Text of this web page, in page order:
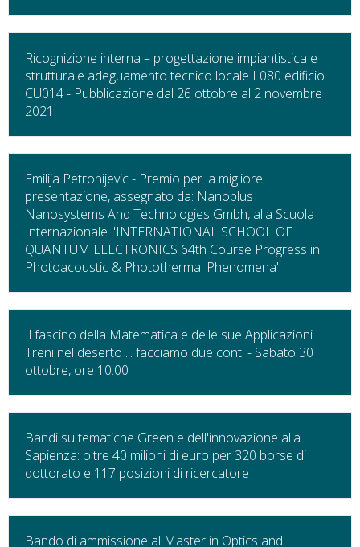
Ricognizione interna – progettazione impiantistica e
strutturale adeguamento tecnico locale L080 edificio
CU014 - Pubblicazione dal 26 ottobre al 2 novembre
2021
Emilija Petronijevic - Premio per la migliore
presentazione, assegnato da: Nanoplus
Nanosystems And Technologies Gmbh, alla Scuola
Internazionale "INTERNATIONAL SCHOOL OF
QUANTUM ELECTRONICS 64th Course Progress in
Photoacoustic & Photothermal Phenomena"
Il fascino della Matematica e delle sue Applicazioni :
Treni nel deserto ... facciamo due conti - Sabato 30
ottobre, ore 10.00
Bandi su tematiche Green e dell'innovazione alla
Sapienza: oltre 40 milioni di euro per 320 borse di
dottorato e 117 posizioni di ricercatore
Bando di ammissione al Master in Optics and